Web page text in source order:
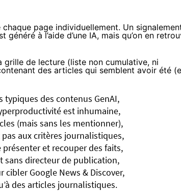
page individuellement. Un
à l’aide d’une IA, mais qu’on en
grille de lecture (liste non cumulative, ni
des articles qui semblent avoir été
des contenus GenAI,
est inhumaine,
(mais sans les mentionner),
aux critères journalistiques,
et recouper des faits,
sans directeur de publication,
Google News & Discover,
des articles journalistiques.